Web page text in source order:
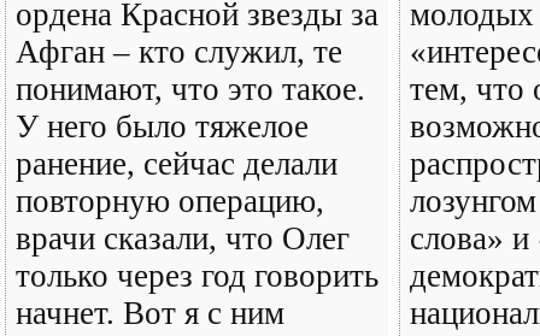
ордена Красной звезды за
Афган – кто служил, те
понимают, что это такое.
У него было тяжелое
ранение, сейчас делали
повторную операцию,
врачи сказали, что Олег
только через год говорить
начнет. Вот я с ним
тем, что
слова» и